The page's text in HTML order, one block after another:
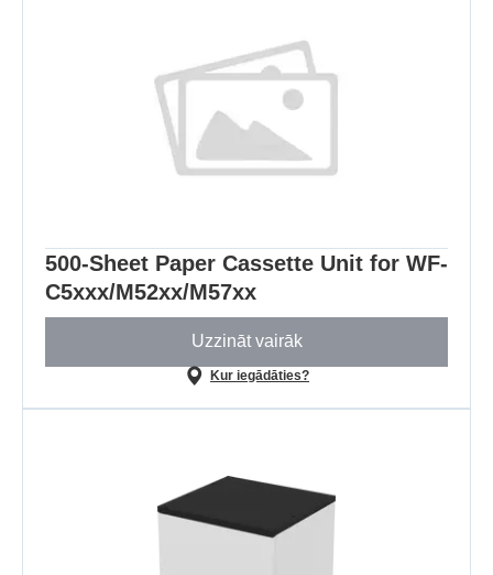
500-Sheet Paper Cassette Unit for WF-
C5xxx/M52xx/M57xx
Uzzināt vairāk
Kur iegādāties?